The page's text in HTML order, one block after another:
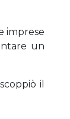
imprese
un
il